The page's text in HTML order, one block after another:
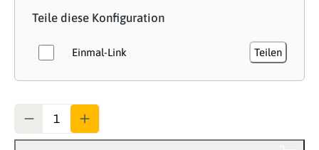
Teile diese Konfiguration
Einmal-Link Teilen